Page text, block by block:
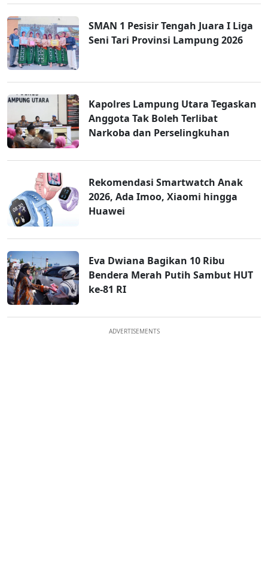
SMAN 1 Pesisir Tengah Juara I Liga
Seni Tari Provinsi Lampung 2026
Kapolres Lampung Utara Tegaskan
Anggota Tak Boleh Terlibat
Narkoba dan Perselingkuhan
Rekomendasi Smartwatch Anak
2026, Ada Imoo, Xiaomi hingga
Huawei
Eva Dwiana Bagikan 10 Ribu
Bendera Merah Putih Sambut HUT
ke-81 RI
ADVERTISEMENTS